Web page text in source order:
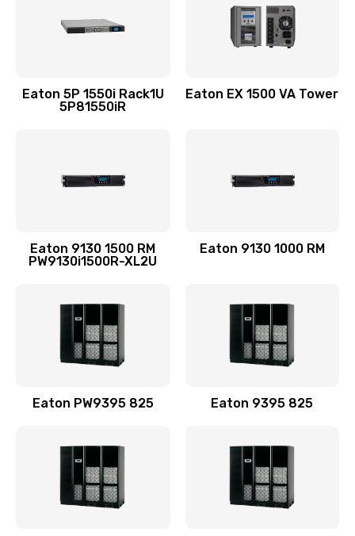
Eaton 5P 1550i Rack1U
5P81550iR
Eaton EX 1500 VA Tower
Eaton 9130 1500 RM
PW9130i1500R-XL2U
Eaton 9130 1000 RM
Eaton PW9395 825 Eaton 9395 825